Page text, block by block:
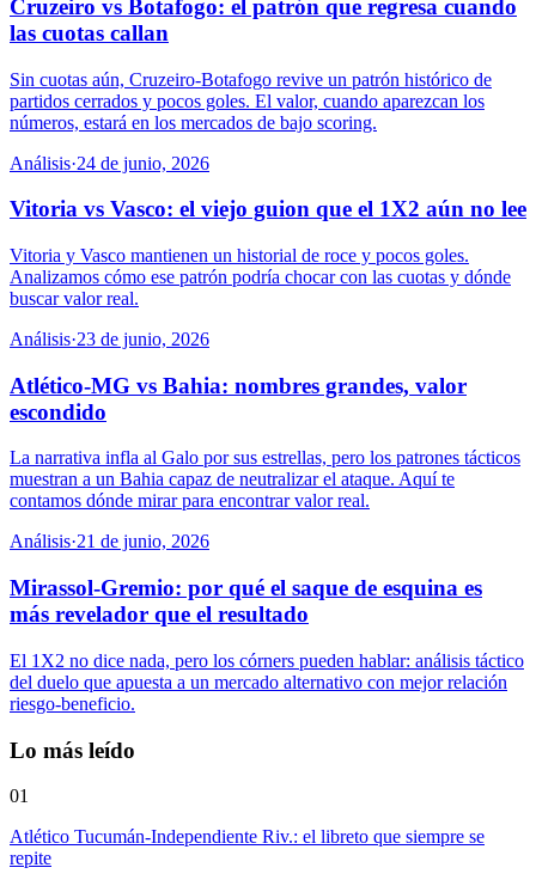
Cruzeiro vs Botafogo: el patrón que regresa cuando
las cuotas callan
Sin cuotas aún, Cruzeiro-Botafogo revive un patrón histórico de
partidos cerrados y pocos goles. El valor, cuando aparezcan los
números, estará en los mercados de bajo scoring.
Análisis·24 de junio, 2026
Vitoria vs Vasco: el viejo guion que el 1X2 aún no lee
Vitoria y Vasco mantienen un historial de roce y pocos goles.
Analizamos cómo ese patrón podría chocar con las cuotas y dónde
buscar valor real.
Análisis·23 de junio, 2026
Atlético-MG vs Bahia: nombres grandes, valor
escondido
La narrativa infla al Galo por sus estrellas, pero los patrones tácticos
muestran a un Bahia capaz de neutralizar el ataque. Aquí te
contamos dónde mirar para encontrar valor real.
Análisis·21 de junio, 2026
Mirassol-Gremio: por qué el saque de esquina es
más revelador que el resultado
El 1X2 no dice nada, pero los córners pueden hablar: análisis táctico
del duelo que apuesta a un mercado alternativo con mejor relación
riesgo-beneficio.
Lo más leído
01
Atlético Tucumán-Independiente Riv.: el libreto que siempre se
repite